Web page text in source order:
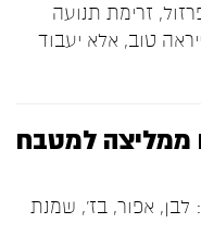
זרימת תנועה
טוב, אלא יעבוד
ממליצה למטבח
אפור, בז’, שמנת